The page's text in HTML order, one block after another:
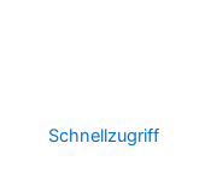
Schnellzugriff